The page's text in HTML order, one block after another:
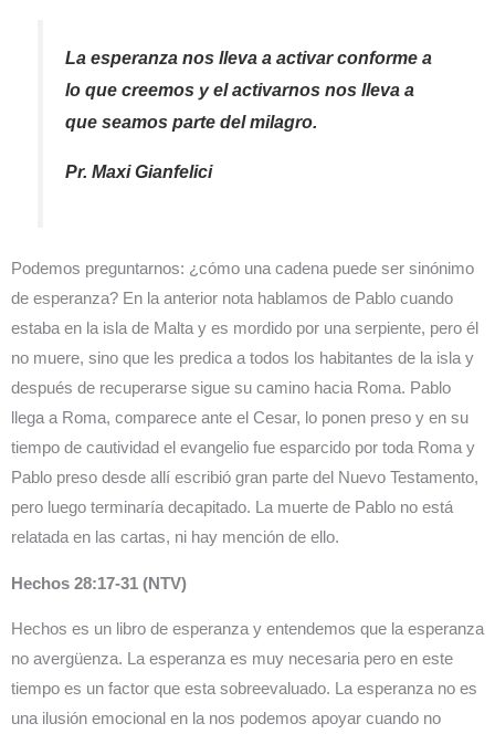
La esperanza nos lleva a activar conforme a
lo que creemos y el activarnos nos lleva a
que seamos parte del milagro.
Pr. Maxi Gianfelici
Podemos preguntarnos: ¿cómo una cadena puede ser sinónimo
de esperanza? En la anterior nota hablamos de Pablo cuando
estaba en la isla de Malta y es mordido por una serpiente, pero él
no muere, sino que les predica a todos los habitantes de la isla y
después de recuperarse sigue su camino hacia Roma. Pablo
llega a Roma, comparece ante el Cesar, lo ponen preso y en su
tiempo de cautividad el evangelio fue esparcido por toda Roma y
Pablo preso desde allí escribió gran parte del Nuevo Testamento,
pero luego terminaría decapitado. La muerte de Pablo no está
relatada en las cartas, ni hay mención de ello.
Hechos 28:17-31 (NTV)
Hechos es un libro de esperanza y entendemos que la esperanza
no avergüenza. La esperanza es muy necesaria pero en este
tiempo es un factor que esta sobreevaluado. La esperanza no es
una ilusión emocional en la nos podemos apoyar cuando no